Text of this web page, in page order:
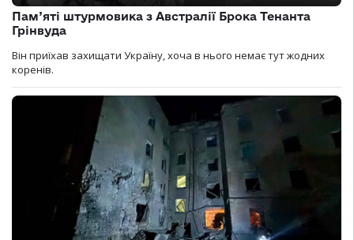
Пам’яті штурмовика з Австралії Брока Тенанта
Грінвуда
Він приїхав захищати Україну, хоча в нього немає тут жодних
коренів.